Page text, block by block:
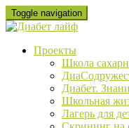
Skip
to
content
Toggle navigation
Проекты
Школа
Диабет.
Школьная
Лагерь для